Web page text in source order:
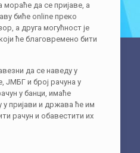
да се пријаве, а
биће online преко
а друга могућност је
ће благовремено бити
да се наведу у
ЈМБГ и број рачуна у
у банци, имаће
у пријави и држава ће им
рачун и обавестити их